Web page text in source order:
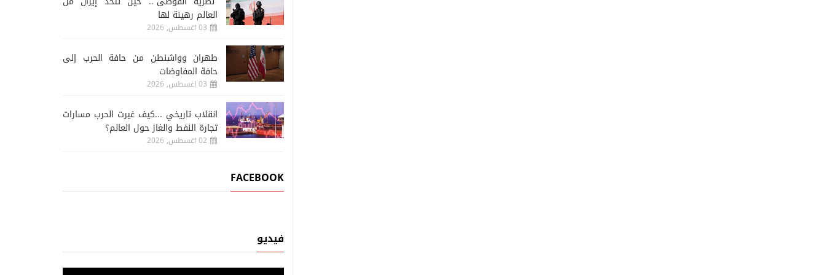
العالم رهينة لها
03 اغسطس, 2026
طهران وواشنطن من حافة الحرب إلى
حافة المفاوضات
03 اغسطس, 2026
انقلاب تاريخي ...كيف غيرت الحرب مسارات
تجارة النفط والغاز حول العالم؟
02 اغسطس, 2026
FACEBOOK
فيديو